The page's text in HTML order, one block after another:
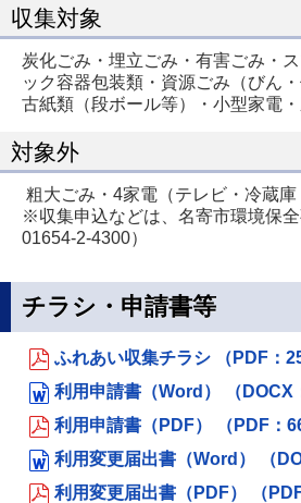
収集対象
炭化ごみ・埋立ごみ・有害ごみ・
ック容器包装類・資源ごみ（びん
古紙類（段ボール等）・小型家電
対象外
粗大ごみ・4家電（テレビ・冷蔵庫
※収集申込などは、名寄市環境保
01654-2-4300）
チラシ・申請書等
ふれあい収集チラシ （PDF：
利用申請書（Word） （DOCX
利用申請書（PDF） （PDF：
利用変更届出書（Word） （
利用変更届出書（PDF） （